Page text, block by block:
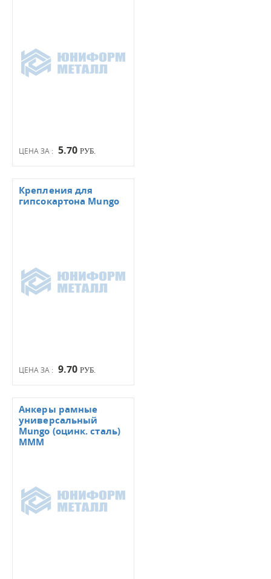
ЦЕНА ЗА : 5.70 РУБ.
ЦЕНА ЗА : 9.70 РУБ.
Крепления для
гипсокартона Mungo
Анкеры рамные
универсальный
Mungo (оцинк. сталь)
МММ